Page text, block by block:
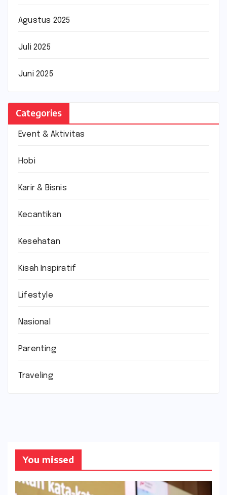
Agustus 2025
Juli 2025
Juni 2025
Categories
Event & Aktivitas
Hobi
Karir & Bisnis
Kecantikan
Kesehatan
Kisah Inspiratif
Lifestyle
Nasional
Parenting
Traveling
You missed